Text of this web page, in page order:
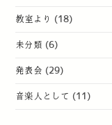
教室より (18)
未分類 (6)
発表会 (29)
音楽人として (11)